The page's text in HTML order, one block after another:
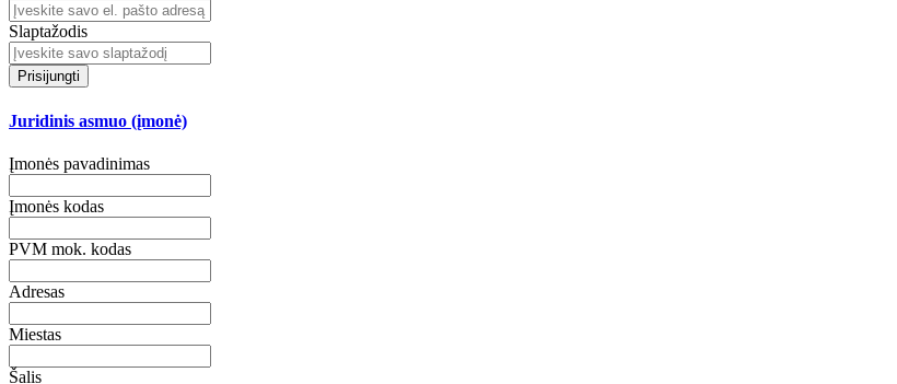
Slaptažodis
Prisijungti
Juridinis asmuo (įmonė)
Įmonės pavadinimas
Įmonės kodas
PVM mok. kodas
Adresas
Miestas
Šalis